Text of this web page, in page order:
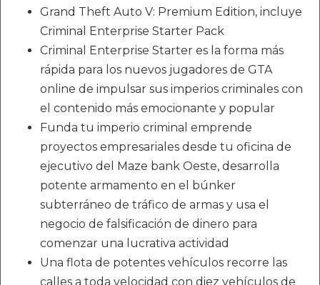
Grand Theft Auto V: Premium Edition, incluye
Criminal Enterprise Starter Pack
Criminal Enterprise Starter es la forma más
rápida para los nuevos jugadores de GTA
online de impulsar sus imperios criminales con
el contenido más emocionante y popular
Funda tu imperio criminal emprende
proyectos empresariales desde tu oficina de
ejecutivo del Maze bank Oeste, desarrolla
potente armamento en el búnker
subterráneo de tráfico de armas y usa el
negocio de falsificación de dinero para
comenzar una lucrativa actividad
Una flota de potentes vehículos recorre las
calles a toda velocidad con diez vehículos de